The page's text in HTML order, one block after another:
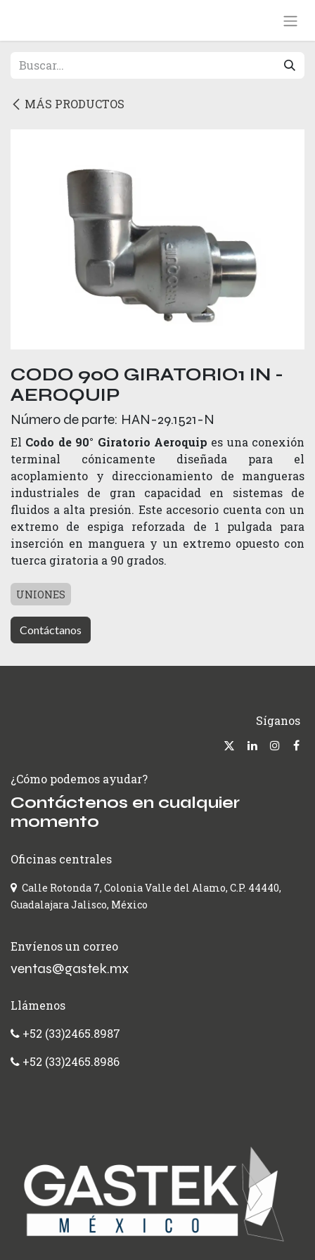
MÁS PRODUCTOS
CODO 90O GIRATORIO1 IN -
AEROQUIP
Número de parte: HAN-29.1521-N
El Codo de 90° Giratorio Aeroquip es una conexión
terminal cónicamente diseñada para el
acoplamiento y direccionamiento de mangueras
industriales de gran capacidad en sistemas de
fluidos a alta presión. Este accesorio cuenta con un
extremo de espiga reforzada de 1 pulgada para
inserción en manguera y un extremo opuesto con
tuerca giratoria a 90 grados.
UNIONES
Contáctanos
Síganos
¿Cómo podemos ayudar?
Contáctenos en cualquier
momento
Oficinas centrales
Calle Rotonda 7, Colonia Valle del Alamo, C.P. 44440,
Guadalajara Jalisco, México
Envíenos un correo
ventas@gastek.mx
Llámenos
+52 (33)2465.8987
+52 (33)2465.8986